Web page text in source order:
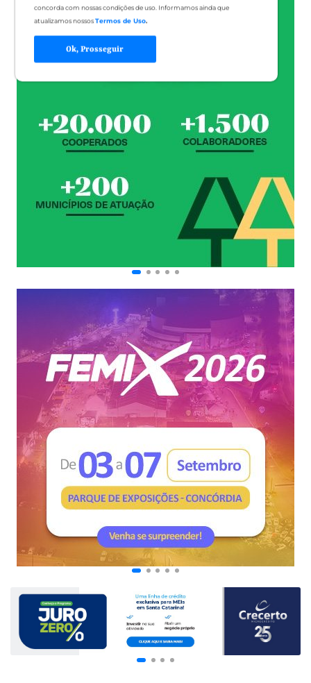
concorda com nossas condições de uso. Informamos ainda que
atualizamos nossosTermos de Uso.
Ok, Prosseguir